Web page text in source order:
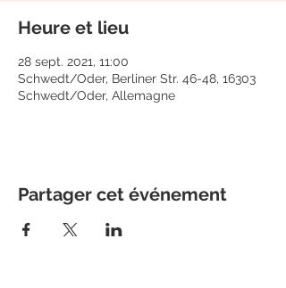
Heure et lieu
28 sept. 2021, 11:00
Schwedt/Oder, Berliner Str. 46-48, 16303
Schwedt/Oder, Allemagne
Partager cet événement